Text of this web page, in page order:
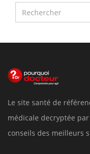
Le site santé de
médicale decryptée
conseils des meilleurs